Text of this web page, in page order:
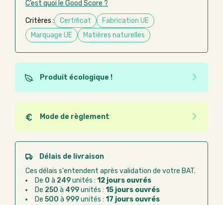
C’est quoi le Good Score ?
Critères : Certificat
Fabrication UE
Marquage UE
Matières naturelles
Produit écologique !
Ce produit est éco-conçu, il a été fabriqué à partir de
matériaux recyclés ou recyclables. Ces produits
peuvent plus facilement obtenir une seconde vie
après utilisation. L'origine de fabrication du produit
n'entre pas dans les critères d'éco-conception.
Mode de règlement
Quel que soit le mode de règlement, vous pouvez
passer commande en ligne sur Good Act.
Paiement CB :paiement sécurisé par carte
Virement bancaire :règlement sur facture
après la commande
Chorus Pro :règlement par mandat
Délais de livraison
Ces délais s'entendent après validation de votre BAT.
De 0 à 249unités : 12 jours ouvrés
De 250 à 499unités : 15 jours ouvrés
De 500 à 999unités : 17 jours ouvrés